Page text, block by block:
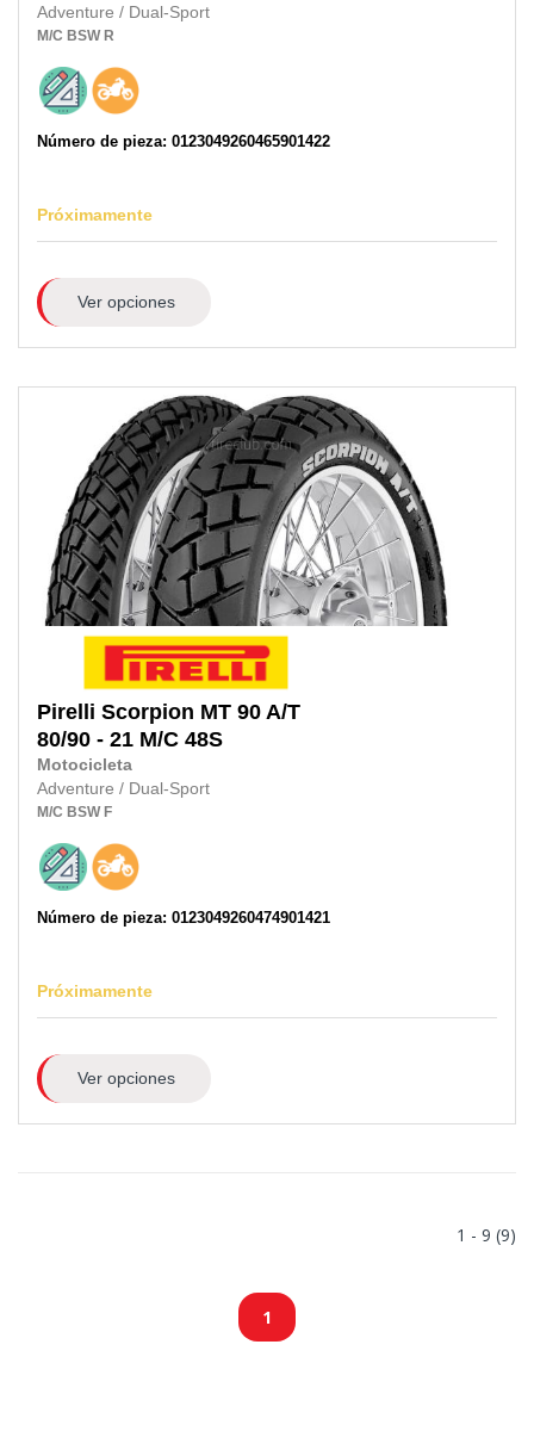
Adventure / Dual-Sport
M/C BSW R
Número de pieza: 0123049260465901422
Próximamente
Ver opciones
Pirelli Scorpion MT 90 A/T
80/90 - 21 M/C 48S
Motocicleta
Adventure / Dual-Sport
M/C BSW F
Número de pieza: 0123049260474901421
Próximamente
Ver opciones
1 - 9 (9)
1